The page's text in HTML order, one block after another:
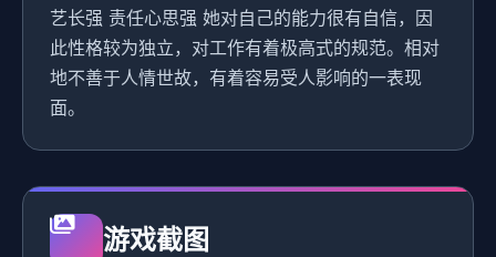
艺长强 责任心思强 她对自己的能力很有自信，因
此性格较为独立，对工作有着极高式的规范。相对
地不善于人情世故，有着容易受人影响的一表现
面。
游戏截图